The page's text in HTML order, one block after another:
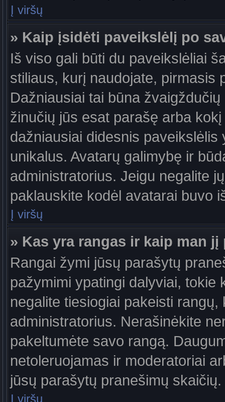
Į viršų
» Kaip įsidėti paveikslėlį po
Iš viso gali būti du paveikslėliai
stiliaus, kurį naudojate, pirmasis
Dažniausiai tai būna
žinučių jūs esat parašę arba
dažniausiai didesnis
unikalus. Avatarų galimybę ir
administratorius. Jeigu negalite
paklauskite kodėl avatarai buvo
Į viršų
» Kas yra rangas ir kaip man
Rangai žymi jūsų parašytų
pažymimi ypatingi dalyviai, tokie
negalite tiesiogiai pakeisti
administratorius. Nerašinėkite
pakeltumėte savo rangą.
netoleruojamas ir moderatoriai
jūsų parašytų pranešimų skaičių.
Į viršų